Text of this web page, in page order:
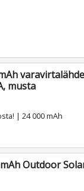
musta
| 24 000 mAh
Outdoor